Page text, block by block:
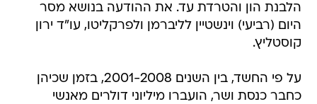
הלבנת הון והטרדת עד. את ההודעה בנושא מסר
היום (רביעי) וינשטיין לליברמן ולפרקליטו, עו"ד ירון
קוסטליץ.
על פי החשד, בין השנים 2001-2008, בזמן שכיהן
כחבר כנסת ושר, הועברו מיליוני דולרים מאנשי